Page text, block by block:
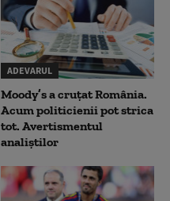
ADEVARUL
Moody’s a cruțat România.
Acum politicienii pot strica
tot. Avertismentul
analiștilor